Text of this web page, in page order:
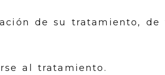
de su tratamiento, de
al tratamiento.